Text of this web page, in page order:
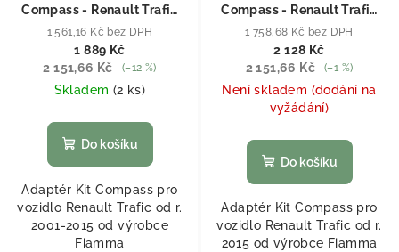
Compass - Renault Trafic
2001-2015
1 561,16 Kč bez DPH
1 889 Kč
2 151,66 Kč
(–12 %)
Skladem (2 ks)
Do košíku
Adaptér Kit Compass pro
vozidlo Renault Trafic od r.
2001-2015 od výrobce
Fiamma
Compass - Renault Trafic
od r. 2015
1 758,68 Kč bez DPH
2 128 Kč
2 151,66 Kč
(–1 %)
Není skladem (dodání na
vyžádání)
Do košíku
Adaptér Kit Compass pro
vozidlo Renault Trafic od r.
2015 od výrobce Fiamma